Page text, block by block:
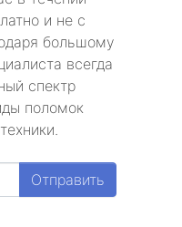
и не с
большому
всегда
спектр
поломок
Отправить